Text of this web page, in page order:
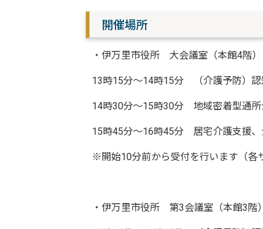
開催場所
・伊万里市役所 大会議室（本館4階）
13時15分～14時15分 （介護予防）認
14時30分～15時30分 地域密着型通所
15時45分～16時45分 居宅介護支援、
※開始10分前から受付を行います（各
・伊万里市役所 第3会議室（本館3階）